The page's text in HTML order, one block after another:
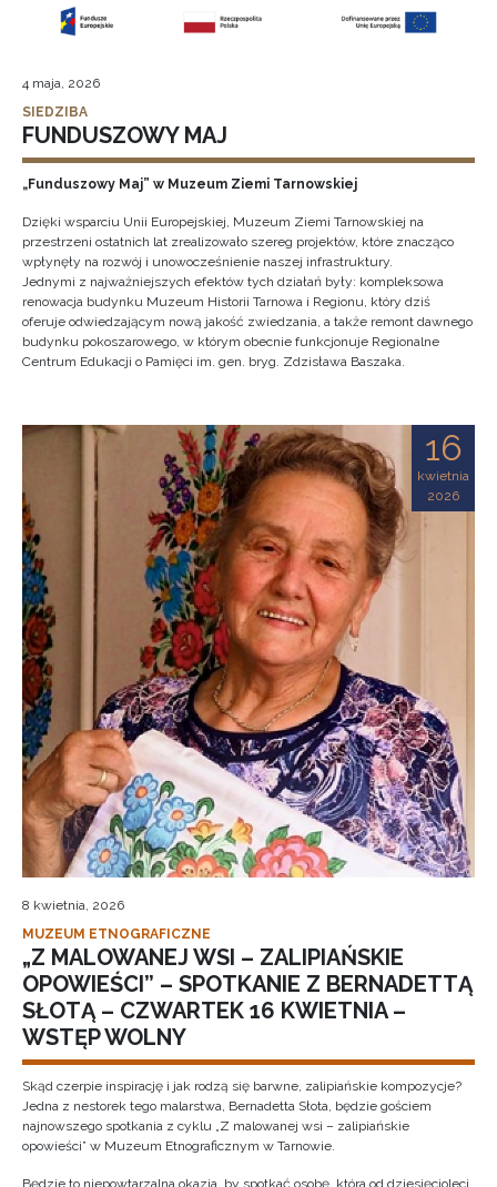
4 maja, 2026
SIEDZIBA
FUNDUSZOWY MAJ
„Funduszowy Maj” w Muzeum Ziemi Tarnowskiej
Dzięki wsparciu Unii Europejskiej, Muzeum Ziemi Tarnowskiej na
przestrzeni ostatnich lat zrealizowało szereg projektów, które znacząco
wpłynęły na rozwój i unowocześnienie naszej infrastruktury.
Jednymi z najważniejszych efektów tych działań były: kompleksowa
renowacja budynku Muzeum Historii Tarnowa i Regionu, który dziś
oferuje odwiedzającym nową jakość zwiedzania, a także remont dawnego
budynku pokoszarowego, w którym obecnie funkcjonuje Regionalne
Centrum Edukacji o Pamięci im. gen. bryg. Zdzisława Baszaka.
16
kwietnia
2026
8 kwietnia, 2026
MUZEUM ETNOGRAFICZNE
„Z MALOWANEJ WSI – ZALIPIAŃSKIE
OPOWIEŚCI” – SPOTKANIE Z BERNADETTĄ
SŁOTĄ – CZWARTEK 16 KWIETNIA –
WSTĘP WOLNY
Skąd czerpie inspirację i jak rodzą się barwne, zalipiańskie kompozycje?
Jedna z nestorek tego malarstwa, Bernadetta Słota, będzie gościem
najnowszego spotkania z cyklu „Z malowanej wsi – zalipiańskie
opowieści” w Muzeum Etnograficznym w Tarnowie.
Będzie to niepowtarzalna okazja, by spotkać osobę, która od dziesięcioleci